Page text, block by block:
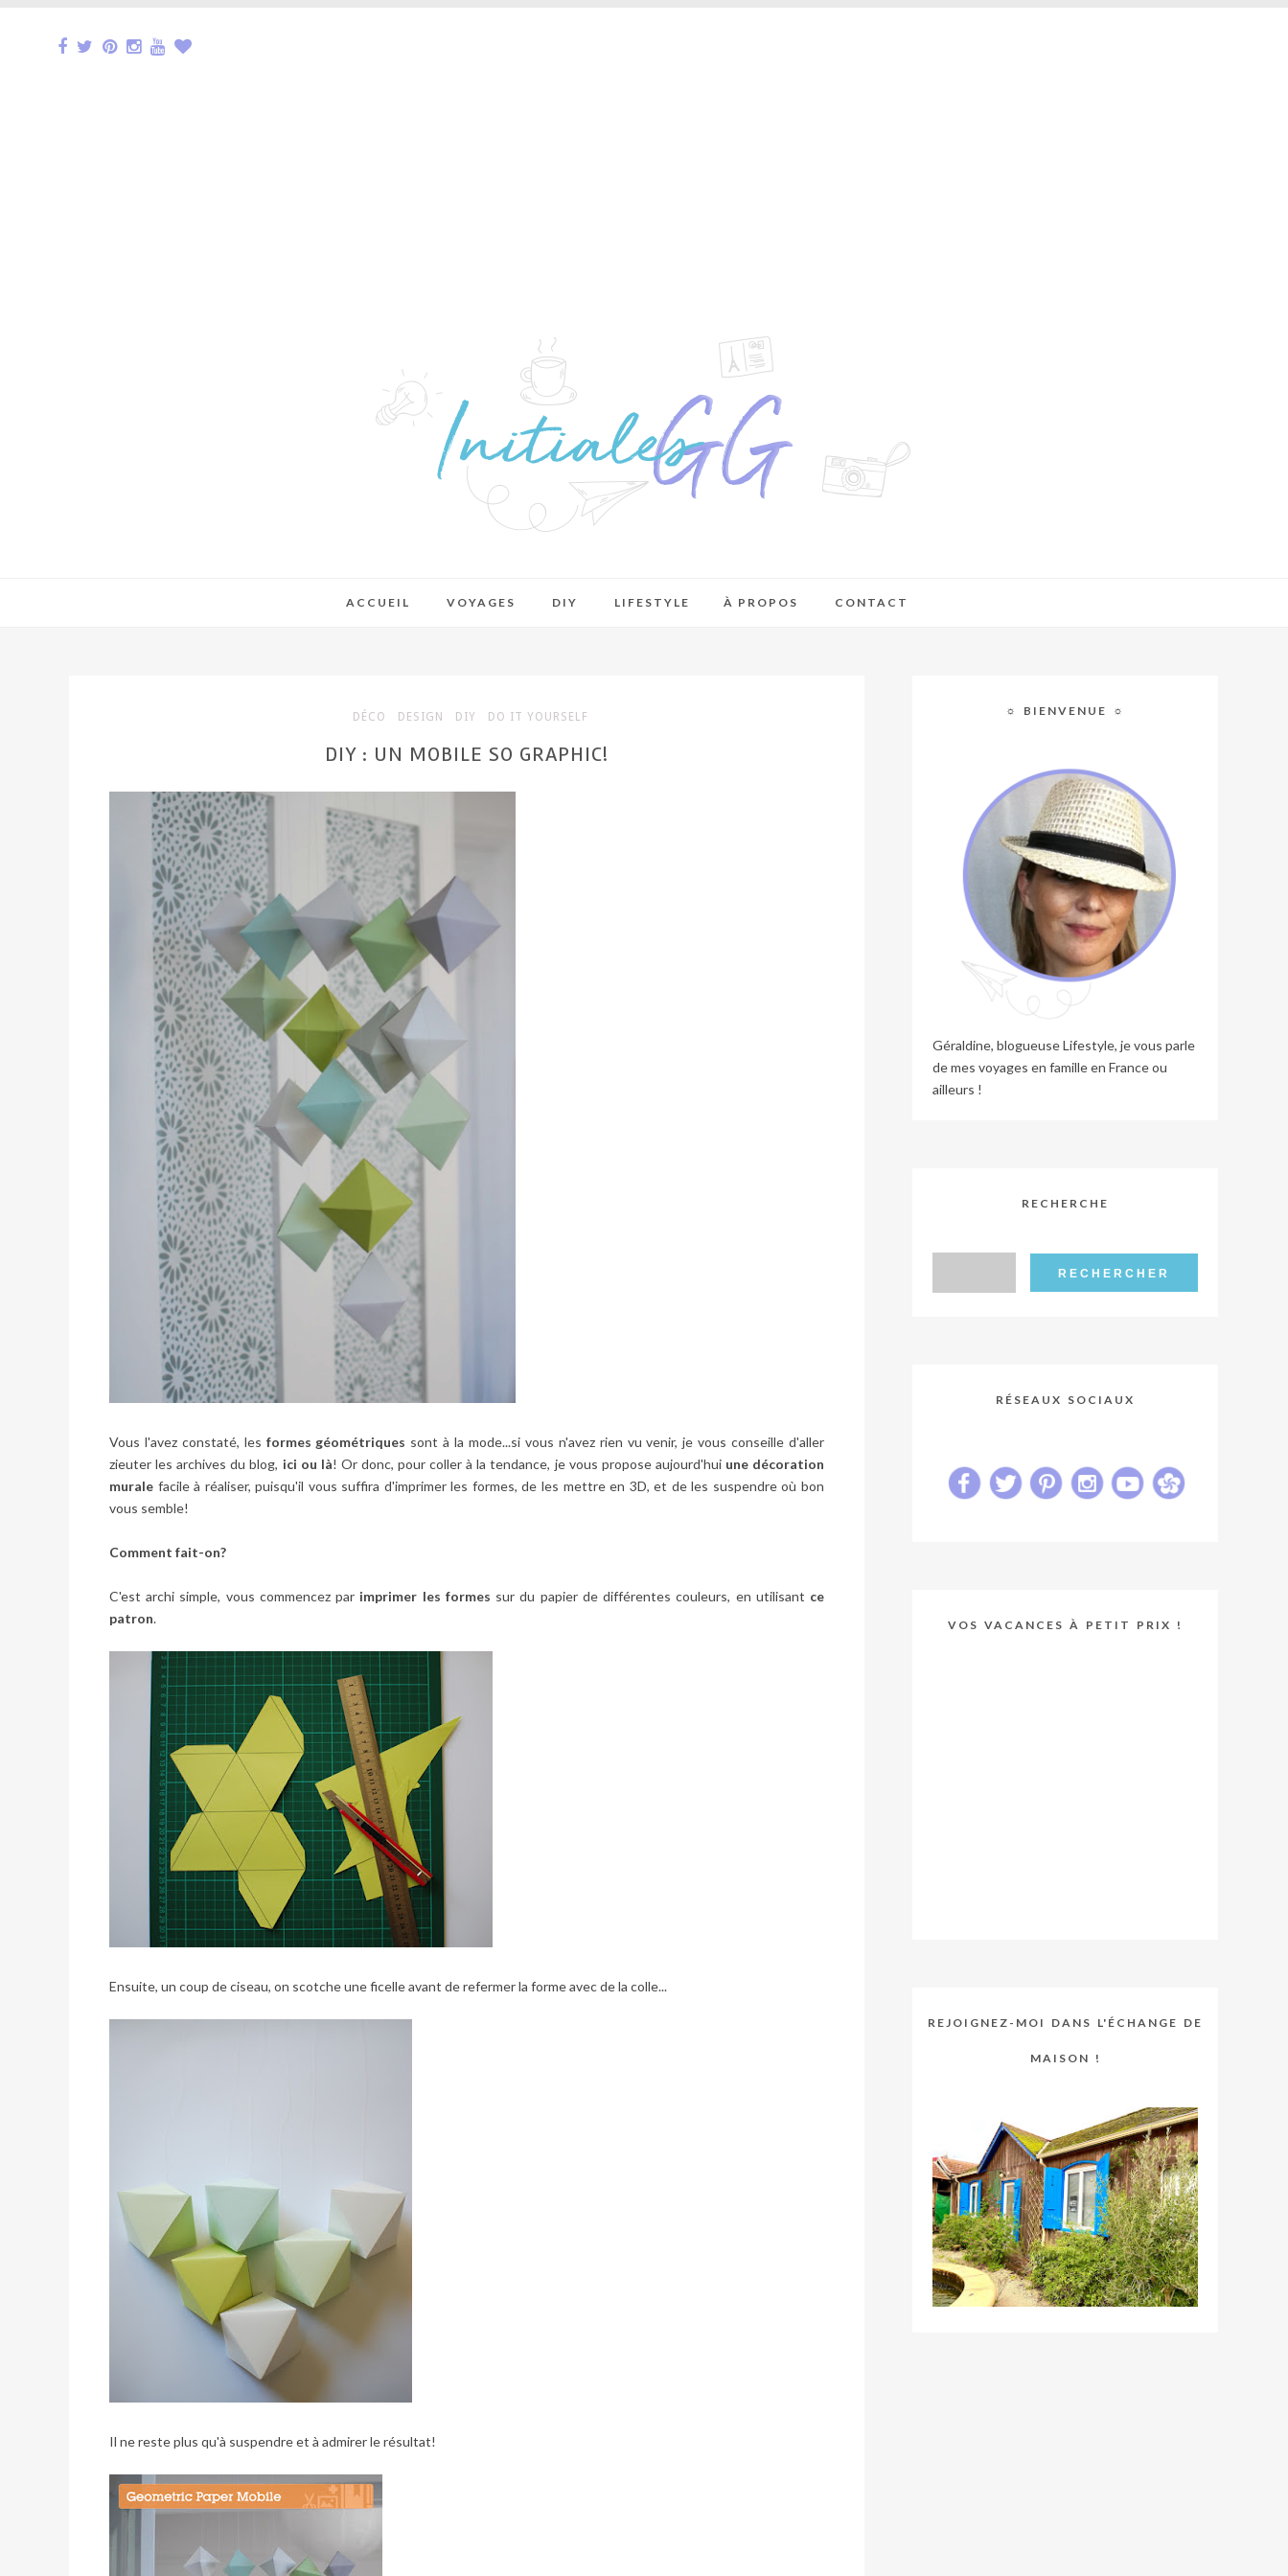
ACCUEIL VOYAGES DIY LIFESTYLE À PROPOS CONTACT
DÉCO DESIGN DIY DO IT YOURSELF
DIY : UN MOBILE SO GRAPHIC!
Vous l'avez constaté, les formes géométriques sont à la mode...si vous n'avez rien vu venir, je vous conseille d'aller
zieuter les archives du blog, ici ou là! Or donc, pour coller à la tendance, je vous propose aujourd'hui une décoration
murale facile à réaliser, puisqu'il vous suffira d'imprimer les formes, de les mettre en 3D, et de les suspendre où bon
vous semble!
Comment fait-on?
C'est archi simple, vous commencez par imprimer les formes sur du papier de différentes couleurs, en utilisant ce
patron.
Ensuite, un coup de ciseau, on scotche une ficelle avant de refermer la forme avec de la colle...
Il ne reste plus qu'à suspendre et à admirer le résultat!
☼ BIENVENUE ☼
Géraldine, blogueuse Lifestyle, je vous parle
de mes voyages en famille en France ou
ailleurs !
RECHERCHE
RÉSEAUX SOCIAUX
VOS VACANCES À PETIT PRIX !
REJOIGNEZ-MOI DANS L'ÉCHANGE DE
MAISON !